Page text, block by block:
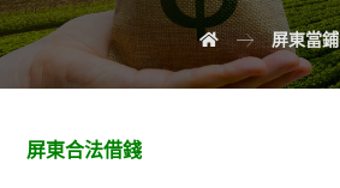
屏東當鋪
屏東合法借錢